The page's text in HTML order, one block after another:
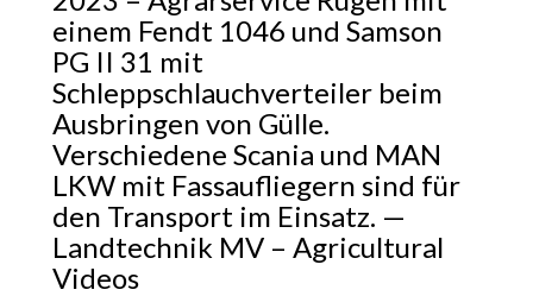
einem Fendt 1046 und Samson
PG II 31 mit
Schleppschlauchverteiler beim
Ausbringen von Gülle.
Verschiedene Scania und MAN
LKW mit Fassaufliegern sind für
den Transport im Einsatz. —
Landtechnik MV – Agricultural
Videos